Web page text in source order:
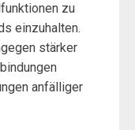
zu
einzuhalten.
stärker
anfälliger